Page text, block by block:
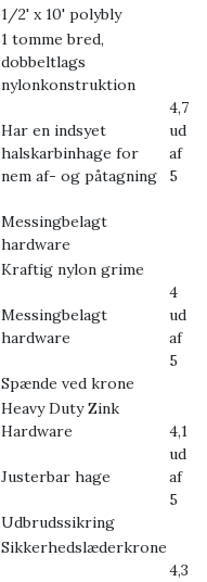
1/2' x 10' polybly
1 tomme bred,
dobbeltlags
nylonkonstruktion
Har en indsyet
halskarbinhage for
nem af- og påtagning
Messingbelagt
hardware
4,7
ud
af
5
Kraftig nylon grime
Messingbelagt
hardware
Spænde ved krone
4
ud
af
5
Heavy Duty Zink
Hardware
Justerbar hage
Udbrudssikring
4,1
ud
af
5
Sikkerhedslæderkrone
4,3